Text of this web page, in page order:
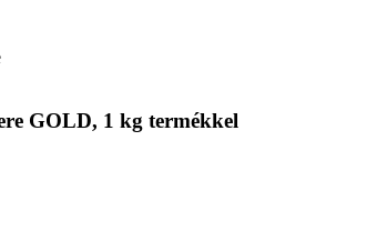
GOLD, 1 kg termékkel